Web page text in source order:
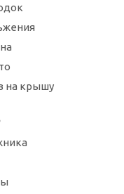
на крышу